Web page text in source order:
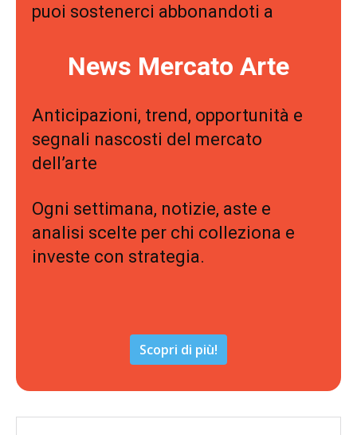
puoi sostenerci abbonandoti a
News Mercato Arte
Anticipazioni, trend, opportunità e
segnali nascosti del mercato
dell’arte
Ogni settimana, notizie, aste e
analisi scelte per chi colleziona e
investe con strategia.
Scopri di più!